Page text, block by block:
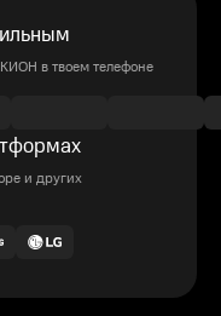
в твоем телефоне
и других